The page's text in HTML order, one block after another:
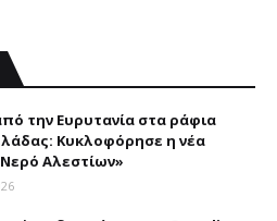
την Eυρυτανία στα ράφια
Κυκλοφόρησε η νέα
Aλεστίων»